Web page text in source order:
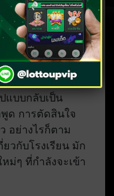
งที่ไม่อยากย้อนกลับ
ว ความฝันลักษณะนี้
บชีวิต ความสัมพันธ์
ก่า ความคิดถึง หรือ
บบกลับเป็น
ด การตัดสินใจ
อย่างไรก็ตาม
วกับโรงเรียน มัก
ม่ๆ ที่กำลังจะเข้า